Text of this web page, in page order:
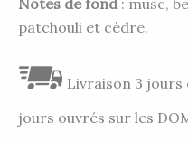
patchouli et cèdre.
Livraison 3 jours
jours ouvrés sur les